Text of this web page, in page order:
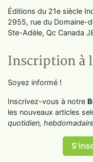
Éditions du 21e siècle
2955, rue du Domaine-
Ste-Adèle, Qc Canada
Inscription à
Soyez informé !
Inscrivez-vous à notre
les nouveaux articles
quotidien,